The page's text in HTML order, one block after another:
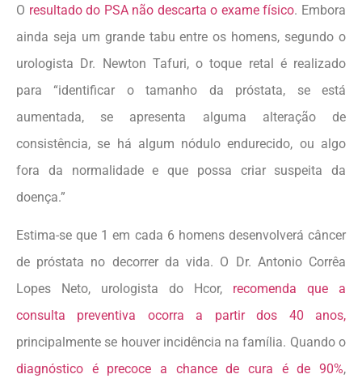
O resultado do PSA não descarta o exame físico. Embora
ainda seja um grande tabu entre os homens, segundo o
urologista Dr. Newton Tafuri, o toque retal é realizado
para “identificar o tamanho da próstata, se está
aumentada, se apresenta alguma alteração de
consistência, se há algum nódulo endurecido, ou algo
fora da normalidade e que possa criar suspeita da
doença.”
Estima-se que 1 em cada 6 homens desenvolverá câncer
de próstata no decorrer da vida. O Dr. Antonio Corrêa
Lopes Neto, urologista do Hcor, recomenda que a
consulta preventiva ocorra a partir dos 40 anos,
principalmente se houver incidência na família. Quando o
diagnóstico é precoce a chance de cura é de 90%,